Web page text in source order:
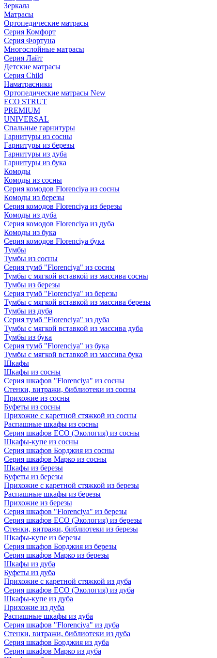
Зеркала
Матрасы
Ортопедические матрасы
Серия Комфорт
Серия Фортуна
Многослойные матрасы
Серия Лайт
Детские матрасы
Серия Child
Наматрасники
Ортопедические матрасы New
ECO STRUT
PREMIUM
UNIVERSAL
Спальные гарнитуры
Гарнитуры из сосны
Гарнитуры из березы
Гарнитуры из дуба
Гарнитуры из бука
Комоды
Комоды из сосны
Серия комодов Florenciya из сосны
Комоды из березы
Серия комодов Florenciya из березы
Комоды из дуба
Серия комодов Florenciya из дуба
Комоды из бука
Серия комодов Florenciya бука
Тумбы
Тумбы из сосны
Серия тумб "Florenciya" из сосны
Тумбы с мягкой вставкой из массива сосны
Тумбы из березы
Серия тумб "Florenciya" из березы
Тумбы с мягкой вставкой из массива березы
Тумбы из дуба
Серия тумб "Florenciya" из дуба
Тумбы с мягкой вставкой из массива дуба
Тумбы из бука
Серия тумб "Florenciya" из бука
Тумбы с мягкой вставкой из массива бука
Шкафы
Шкафы из сосны
Серия шкафов "Florenciya" из сосны
Стенки, витражи, библиотеки из сосны
Прихожие из сосны
Буфеты из сосны
Прихожие с каретной стяжкой из сосны
Распашные шкафы из сосны
Серия шкафов ECO (Экология) из сосны
Шкафы-купе из сосны
Серия шкафов Борджия из сосны
Серия шкафов Марко из сосны
Шкафы из березы
Буфеты из березы
Прихожие с каретной стяжкой из березы
Распашные шкафы из березы
Прихожие из березы
Серия шкафов "Florenciya" из березы
Серия шкафов ECO (Экология) из березы
Стенки, витражи, библиотеки из березы
Шкафы-купе из березы
Серия шкафов Борджия из березы
Серия шкафов Марко из березы
Шкафы из дуба
Буфеты из дуба
Прихожие с каретной стяжкой из дуба
Серия шкафов ECO (Экология) из дуба
Шкафы-купе из дуба
Прихожие из дуба
Распашные шкафы из дуба
Серия шкафов "Florenciya" из дуба
Стенки, витражи, библиотеки из дуба
Серия шкафов Борджия из дуба
Серия шкафов Марко из дуба